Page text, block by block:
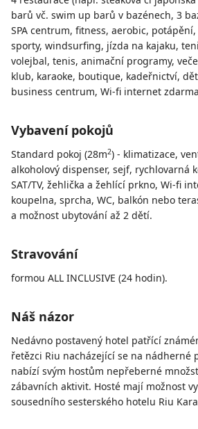
barů vč. swim up barů v bazénech, 3
SPA centrum, fitness, aerobic,
sporty, windsurfing, jízda na kajaku,
volejbal, tenis, animační programy,
klub, karaoke, boutique, kadeřnictví,
business centrum, Wi-fi internet
Vybavení pokojů
Standard pokoj (28m2) - klimatizace,
alkoholový dispenser, sejf, rychlovarná
SAT/TV, žehlička a žehlící prkno, Wi-fi
koupelna, sprcha, WC, balkón nebo
a možnost ubytování až 2 dětí.
Stravování
formou ALL INCLUSIVE (24 hodin).
Náš názor
Nedávno postavený hotel patřící
řetězci Riu nacházející se na nádherné
nabízí svým hostům nepřeberné
zábavních aktivit. Hosté mají možnost
sousedního sesterského hotelu Riu